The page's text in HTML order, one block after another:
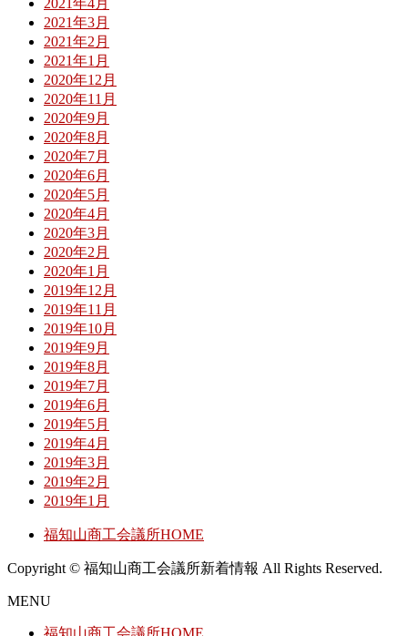
2021年4月
2021年3月
2021年2月
2021年1月
2020年12月
2020年11月
2020年9月
2020年8月
2020年7月
2020年6月
2020年5月
2020年4月
2020年3月
2020年2月
2020年1月
2019年12月
2019年11月
2019年10月
2019年9月
2019年8月
2019年7月
2019年6月
2019年5月
2019年4月
2019年3月
2019年2月
2019年1月
福知山商工会議所HOME
Copyright © 福知山商工会議所新着情報 All Rights Reserved.
MENU
福知山商工会議所HOME